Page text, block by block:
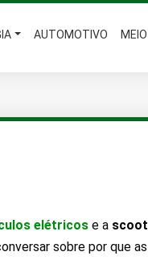
AUTOMOTIVO
elétricos e a
sobre por que